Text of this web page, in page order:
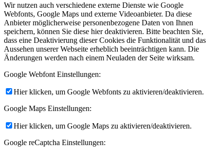
Wir nutzen auch verschiedene externe Dienste wie Google
Webfonts, Google Maps und externe Videoanbieter. Da diese
Anbieter möglicherweise personenbezogene Daten von Ihnen
speichern, können Sie diese hier deaktivieren. Bitte beachten Sie,
dass eine Deaktivierung dieser Cookies die Funktionalität und das
Aussehen unserer Webseite erheblich beeinträchtigen kann. Die
Änderungen werden nach einem Neuladen der Seite wirksam.
Google Webfont Einstellungen:
Hier klicken, um Google Webfonts zu aktivieren/deaktivieren.
Google Maps Einstellungen:
Hier klicken, um Google Maps zu aktivieren/deaktivieren.
Google reCaptcha Einstellungen: